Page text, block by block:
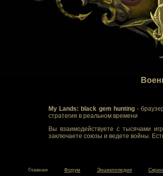
My Lands: black gem hunting-
стратегия в реальном времени
Вы взаимодействуете с тысячами
заключаете союзы и ведете войны.
Главная Форум Энциклопедия